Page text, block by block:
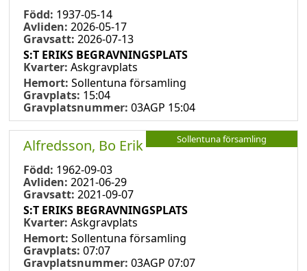
Född: 1937-05-14
Avliden: 2026-05-17
Gravsatt: 2026-07-13
S:T ERIKS BEGRAVNINGSPLATS
Kvarter: Askgravplats
Hemort: Sollentuna församling
Gravplats: 15:04
Gravplatsnummer: 03AGP 15:04
Sollentuna församling
Alfredsson, Bo Erik
Född: 1962-09-03
Avliden: 2021-06-29
Gravsatt: 2021-09-07
S:T ERIKS BEGRAVNINGSPLATS
Kvarter: Askgravplats
Hemort: Sollentuna församling
Gravplats: 07:07
Gravplatsnummer: 03AGP 07:07